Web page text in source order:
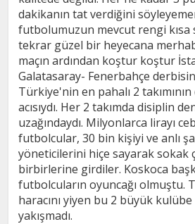
dakikanın tat verdiğini
futbolumuzun mevcut rengi kısa
tekrar güzel bir heyecana
maçın ardından koştur koştur
Galatasaray- Fenerbahçe
Türkiye'nin en pahalı 2
acısıydı. Her 2 takımda disiplin
uzağındaydı. Milyonlarca lirayı
futbolcular, 30 bin kişiyi ve anlı
yöneticilerini hiçe sayarak sokak
birbirlerine girdiler. Koskoca
futbolcuların oyuncağı olmuştu.
haracını yiyen bu 2 büyük
yakışmadı.